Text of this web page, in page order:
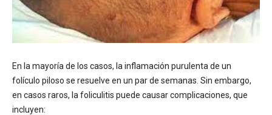
En la mayoría de los casos, la inflamación purulenta de un
folículo piloso se resuelve en un par de semanas. Sin embargo,
en casos raros, la foliculitis puede causar complicaciones, que
incluyen: